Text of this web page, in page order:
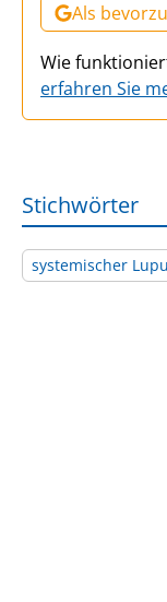
Als
Wie
erfahren Sie
Stichwörter
systemischer